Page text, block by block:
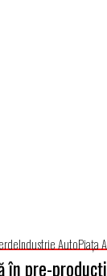
Industrie AutoPiaţa
în pre-